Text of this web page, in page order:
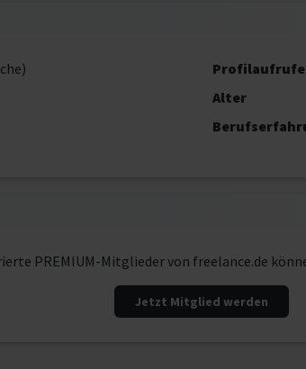
Profilaufrufe
Alter
PREMIUM-Mitglieder von freelance.de
Jetzt Mitglied werden